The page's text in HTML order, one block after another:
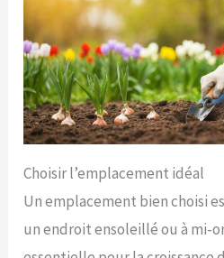
Choisir l’emplacement idéal
Un emplacement bien choisi
un endroit ensoleillé ou à mi-